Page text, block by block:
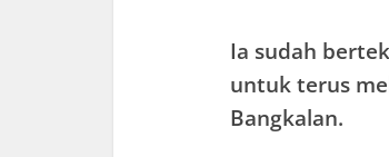
Ia sudah
untuk terus
Bangkalan.